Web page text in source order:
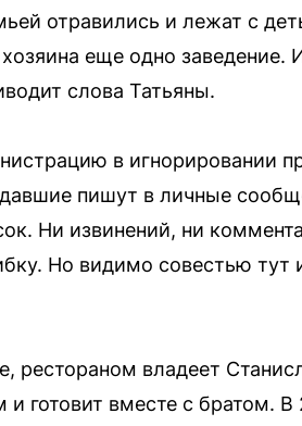
отравились и лежат с
еще одно
слова Татьяны.
в игнорировании
пишут в личные
Ни извинений, ни
Но видимо совестью
рестораном владеет
готовит вместе с братом.